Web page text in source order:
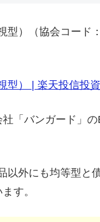
）（協会コード
型） | 楽天投信投
「バンガード」
以外にも均等型と
す。